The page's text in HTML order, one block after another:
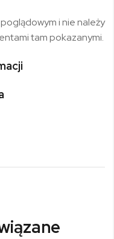
i nie należy
tam pokazanymi.